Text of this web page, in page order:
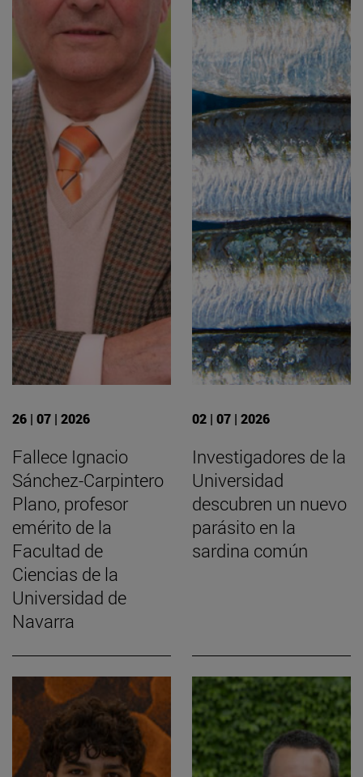
26 | 07 | 2026
Fallece Ignacio
Sánchez-Carpintero
Plano, profesor
emérito de la
Facultad de
Ciencias de la
Universidad de
Navarra
02 | 07 | 2026
Investigadores de la
Universidad
descubren un nuevo
parásito en la
sardina común